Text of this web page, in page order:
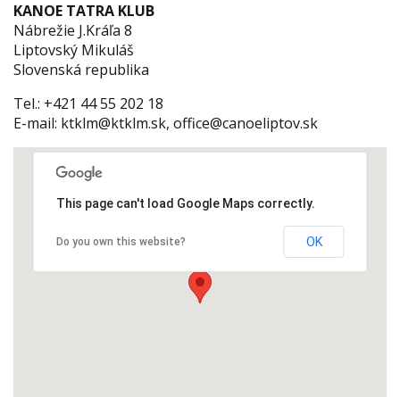
KANOE TATRA KLUB
Nábrežie J.Kráľa 8
Liptovský Mikuláš
Slovenská republika
Tel.: +421 44 55 202 18
E-mail: ktklm@ktklm.sk, office@canoeliptov.sk
This page can't load Google Maps correctly.
Do you own this website? OK